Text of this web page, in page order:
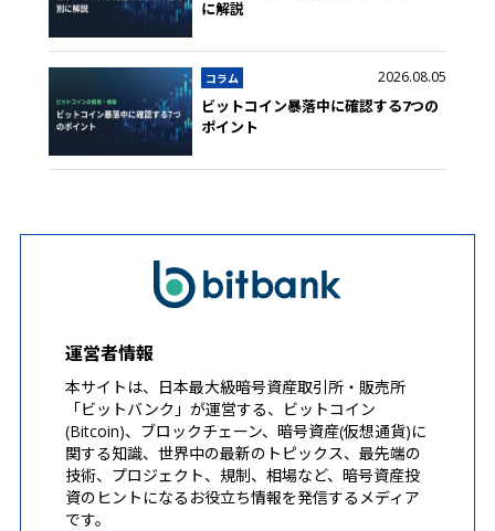
に解説
コラム 2026.08.05
ビットコイン暴落中に確認する7つの
ポイント
運営者情報
本サイトは、日本最大級暗号資産取引所・販売所
「ビットバンク」が運営する、ビットコイン
(Bitcoin)、ブロックチェーン、暗号資産(仮想通貨)に
関する知識、世界中の最新のトピックス、最先端の
技術、プロジェクト、規制、相場など、暗号資産投
資のヒントになるお役立ち情報を発信するメディア
です。